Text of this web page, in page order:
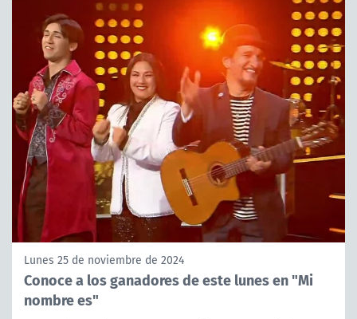
Lunes 25 de noviembre de 2024
Conoce a los ganadores de este lunes en "Mi
nombre es"